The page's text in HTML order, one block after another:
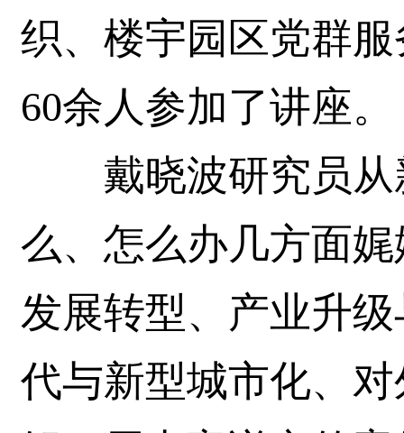
织、楼宇园区党群
60余人参加了讲座。
戴晓波研究员从
么、怎么办几方面
发展转型、产业升
代与新型城市化、